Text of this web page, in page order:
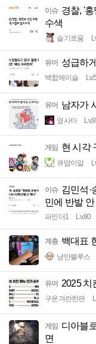
이슈 경찰, '
수색
슬기로움
유머 성급하
백합에이슬
유머 남자가
옆사마
게임 현 시각
큐땁이알
이슈 김민석·
민에 반발
파인더1 Lv.80
계층 백대표
낭만블루스
유머 2025 치
구운겨란한판
게임 디아블
면